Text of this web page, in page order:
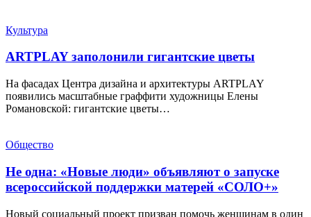
Культура
ARTPLAY заполонили гигантские цветы
На фасадах Центра дизайна и архитектуры ARTPLAY
появились масштабные граффити художницы Елены
Романовской: гигантские цветы…
Общество
Не одна: «Новые люди» объявляют о запуске
всероссийской поддержки матерей «СОЛО+»
Новый социальный проект призван помочь женщинам в один